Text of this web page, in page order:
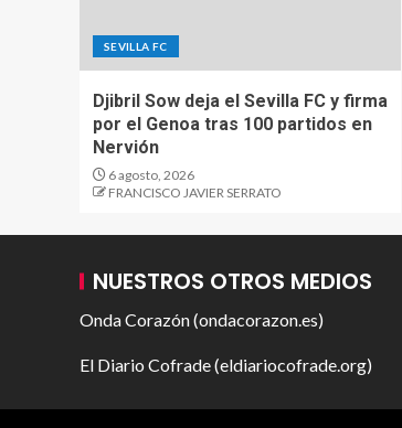
SEVILLA FC
Djibril Sow deja el Sevilla FC y firma
por el Genoa tras 100 partidos en
Nervión
6 agosto, 2026
FRANCISCO JAVIER SERRATO
NUESTROS OTROS MEDIOS
Onda Corazón (ondacorazon.es)
El Diario Cofrade (eldiariocofrade.org)